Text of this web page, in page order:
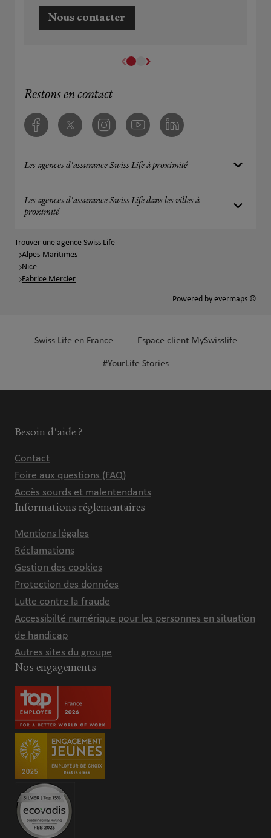
Nous contacter
Restons en contact
FacebookTwitter InstagramYoutube Linkedin
Les agences d'assurance Swiss Life à proximité
Les agences d'assurance Swiss Life dans les villes à
proximité
Trouver une agence Swiss Life
Alpes-Maritimes
Nice
Fabrice Mercier
Powered by evermaps ©
Swiss Life en France Espace client MySwisslife
#YourLife Stories
Besoin d'aide ?
Contact
Foire aux questions (FAQ)
Accès sourds et malentendants
Informations réglementaires
Mentions légales
Réclamations
Gestion des cookies
Protection des données
Lutte contre la fraude
Accessibilté numérique pour les personnes en situation
de handicap
Autres sites du groupe
Nos engagements